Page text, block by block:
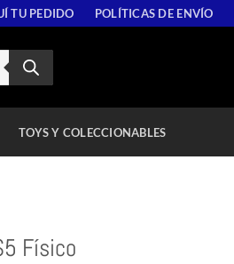
TU PEDIDO POLÍTICAS DE ENVÍO
TOYS Y COLECCIONABLES
Físico